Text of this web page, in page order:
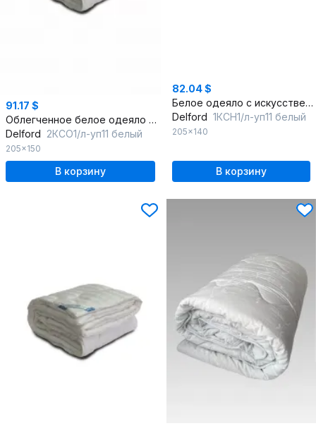
91.17 $
Облегченное белое одеяло с пухом для кругогодичного использования
Delford 2КСО1/л-уп11 белый
205x150
В корзину
82.04 $
Белое одеяло с искусственным пухом, невесомое
Delford 1КСН1/л-уп11 белый
205x140
В корзину